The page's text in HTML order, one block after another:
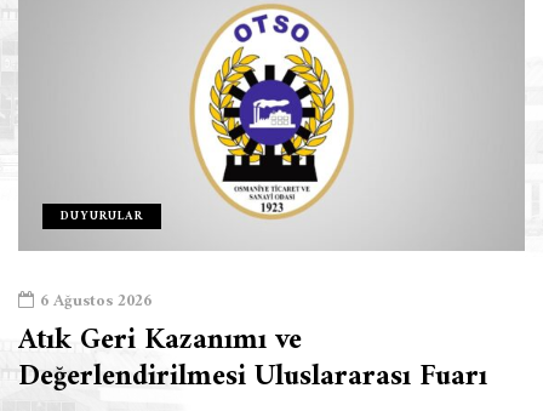
DUYURULAR
6 Ağustos 2026
Atık Geri Kazanımı ve
Değerlendirilmesi Uluslararası Fuarı